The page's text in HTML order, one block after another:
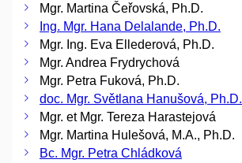
Mgr. Martina Čeřovská, Ph.D.
Ing. Mgr. Hana Delalande, Ph.D.
Mgr. Ing. Eva Ellederová, Ph.D.
Mgr. Andrea Frydrychová
Mgr. Petra Fuková, Ph.D.
doc. Mgr. Světlana Hanušová, Ph.D.
Mgr. et Mgr. Tereza Harastejová
Mgr. Martina Hulešová, M.A., Ph.D.
Bc. Mgr. Petra Chládková